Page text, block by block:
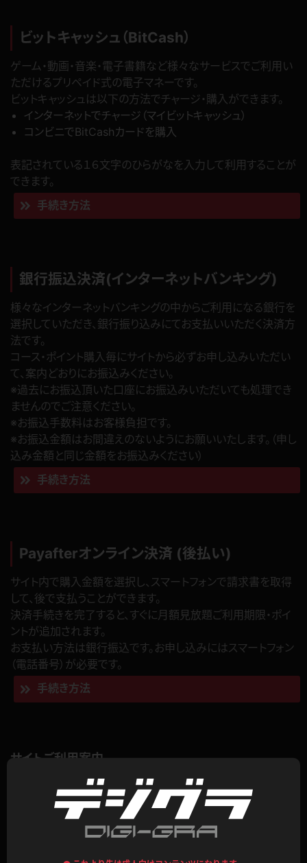
ビットキャッシュ（BitCash）
ゲーム・動画・音楽・電子書籍など様々なサービスでご利用い
ただけるプリペイド式の電子マネーです。
ビットキャッシュは以下の方法でチャージ・購入ができます。
インターネットでチャージ（マイビットキャッシュ）
コンビニでBitCashカードを購入
表記されている１６文字のひらがなを入力して利用することが
できます。
手続き方法
銀行振込決済(インターネットバンキング)
様々なインターネットバンキングの中からご利用になる銀行を
選択していただき、銀行振り込みにてお支払いいただく決済方
法です。
コース・ポイント購入毎にサイトから必ずお申し込みいただい
て、案内どおりにお振込みください。
※過去にお振込頂いた口座にお振込みいただいても処理でき
ませんのでご注意ください。
※お振込手数料はお客様負担です。
※お振込金額はお間違えのないようにお願いいたします。（申し
込み金額と同じ金額をお振込みください）
手続き方法
Payafterオンライン決済 (後払い)
サイト内で購入金額を選択し、スマートフォンで請求書を取得
して、後で支払うことができます。
決済手続きを完了すると、すぐに月額見放題ご利用期限・ポイ
ントが追加されます。
お支払い方法は銀行振込です。お申し込みにはスマートフォン
（電話番号）が必要です。
手続き方法
サイトご利用案内
ご利用方法をご案内いたします。
月額見放題 単品コンテンツ
コンテンツを探す 会員登録方法